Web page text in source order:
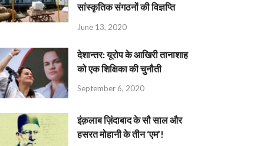
सांस्कृतिक संगठनों की विज्ञप्ति
June 13, 2020
देशान्‍तर: यूरोप के आखिरी तानाशाह
को एक शिक्षिका की चुनौती
September 6, 2020
इंक़लाब ज़िंदाबाद के सौ साल और
हसरत मोहानी के तीन ‘एम’!